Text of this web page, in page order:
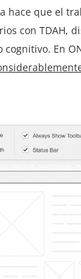
hace que el
con TDAH,
En